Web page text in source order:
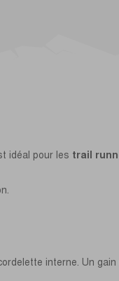
idéal pour les trail
interne. Un